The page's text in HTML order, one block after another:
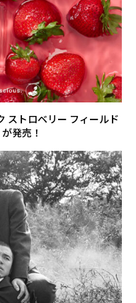
ストロベリー フィールド
発売！